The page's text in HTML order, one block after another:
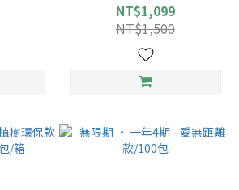
NT$1,099
NT$1,500